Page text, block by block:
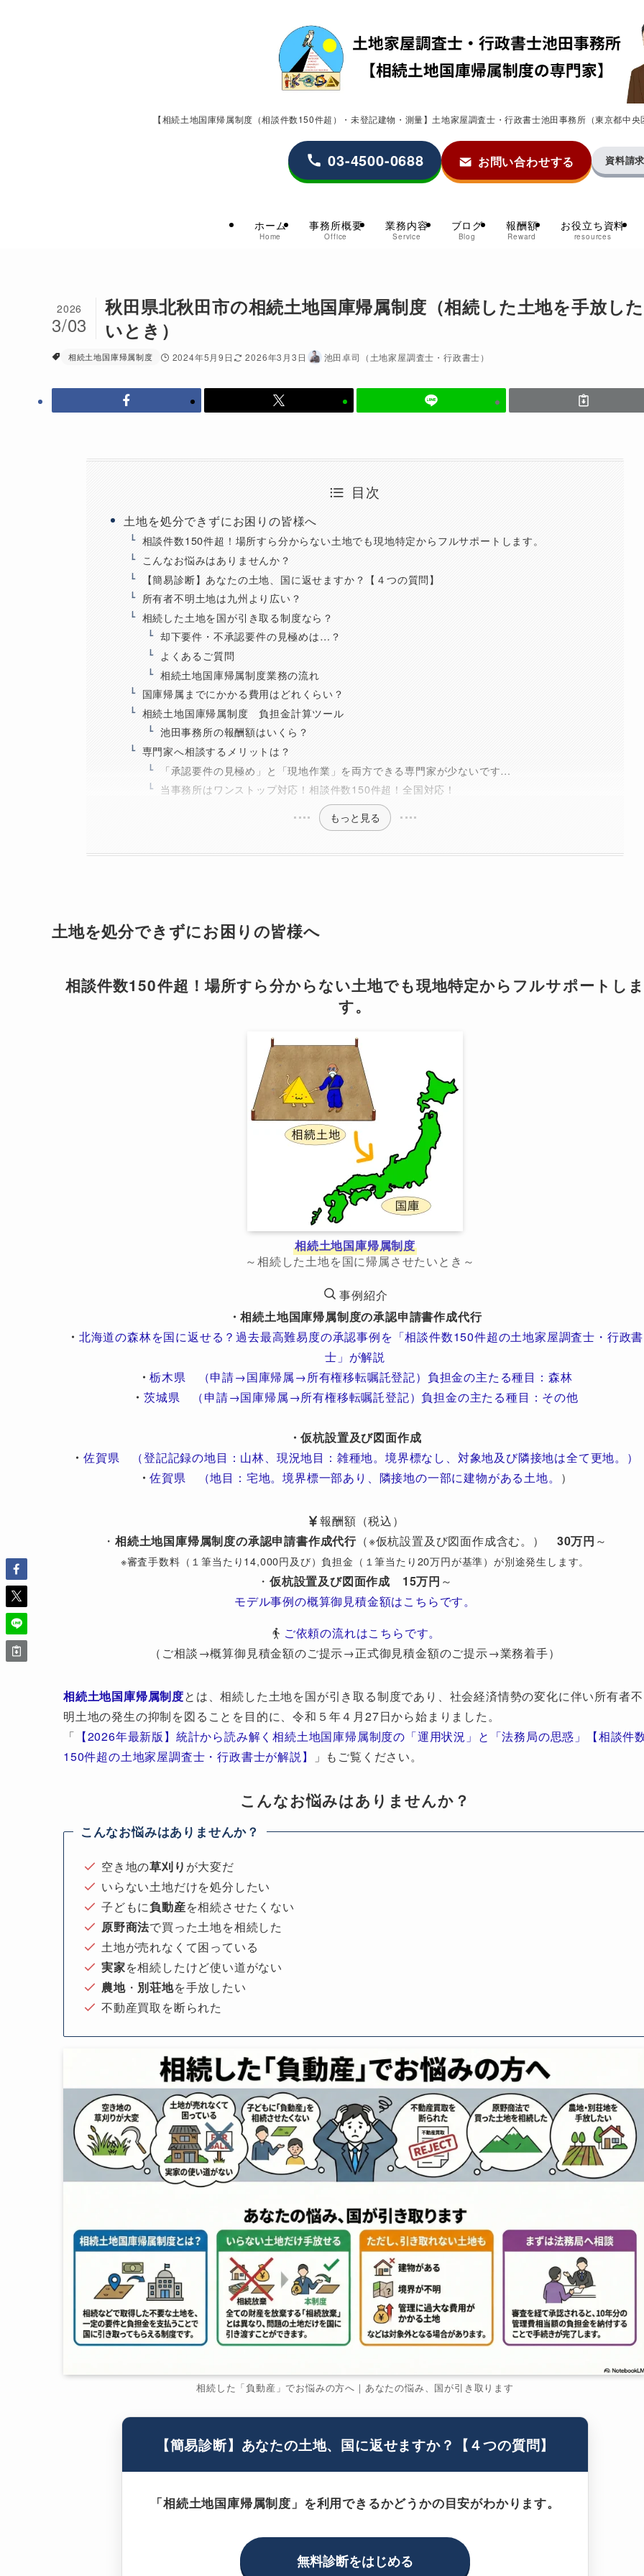
【相続土地国庫帰属制度（相談件数150件超）・未登記建物・測量】土地家屋調査士・行政書士池田事務所（東京都中
ホーム
Home
事務所概要
Office
業務内容
Service
ブログ
Blog
報酬額
Reward
お役立ち資料
resources
03-4500-0688 お問い合わせする 資料請
秋田県北秋田市の相続土地国庫帰属制度（相続した土地を手放した
いとき）
2026
3/03
相続土地国庫帰属制度 2024年5月9日 2026年3月3日 池田卓司（土地家屋調査士・行政書士）
目次
土地を処分できずにお困りの皆様へ
相談件数150件超！場所すら分からない土地でも現地特定からフルサポートします。
こんなお悩みはありませんか？
【簡易診断】あなたの土地、国に返せますか？【４つの質問】
所有者不明土地は九州より広い？
相続した土地を国が引き取る制度なら？
却下要件・不承認要件の見極めは…？
よくあるご質問
相続土地国庫帰属制度業務の流れ
国庫帰属までにかかる費用はどれくらい？
相続土地国庫帰属制度 負担金計算ツール
池田事務所の報酬額はいくら？
専門家へ相談するメリットは？
「承認要件の見極め」と「現地作業」を両方できる専門家が少ないです…
当事務所はワンストップ対応！相談件数150件超！全国対応！
もっと見る
土地を処分できずにお困りの皆様へ
相談件数150件超！場所すら分からない土地でも現地特定からフルサポートしま
す。
相続土地国庫帰属制度
～相続した土地を国に帰属させたいとき～
事例紹介
・相続土地国庫帰属制度の承認申請書作成代行
・ 北海道の森林を国に返せる？過去最高難易度の承認事例を「相談件数150件超の土地家屋調査士・行政書
士」が解説
・栃木県 （申請→国庫帰属→所有権移転嘱託登記）負担金の主たる種目：森林
・ 茨城県 （申請→国庫帰属→所有権移転嘱託登記）負担金の主たる種目：その他
・仮杭設置及び図面作成
・ 佐賀県 （登記記録の地目：山林、現況地目：雑種地。境界標なし、対象地及び隣接地は全て更地。）
・佐賀県 （地目：宅地。境界標一部あり、隣接地の一部に建物がある土地。 ）
報酬額（税込）
・相続土地国庫帰属制度の承認申請書作成代行 （※仮杭設置及び図面作成含む。） 30万円 ～
※審査手数料（１筆当たり14,000円及び）負担金（１筆当たり20万円が基準）が別途発生します。
・ 仮杭設置及び図面作成 15万円 ～
モデル事例の概算御見積金額はこちらです。
ご依頼の流れはこちらです。
（ご相談→概算御見積金額のご提示→正式御見積金額のご提示→業務着手）
相続土地国庫帰属制度とは、相続した土地を国が引き取る制度であり、社会経済情勢の変化に伴い所有者不
明土地の発生の抑制を図ることを目的に、令和５年４月27日から始まりました。
「 【2026年最新版】統計から読み解く相続土地国庫帰属制度の「運用状況」と「法務局の思惑」【相談件
150件超の土地家屋調査士・行政書士が解説】
」もご覧ください。
こんなお悩みはありませんか？
こんなお悩みはありませんか？
空き地の草刈り が大変だ
いらない土地だけを処分したい
子どもに負動産を相続させたくない
原野商法で買った土地を相続した
土地が売れなくて困っている
実家を相続したけど使い道がない
農地・ 別荘地を手放したい
不動産買取を断られた
相続した「負動産」でお悩みの方へ｜あなたの悩み、国が引き取ります
【簡易診断】あなたの土地、国に返せますか？【４つの質問】
「相続土地国庫帰属制度」を利用できるかどうかの目安がわかります。
無料診断をはじめる